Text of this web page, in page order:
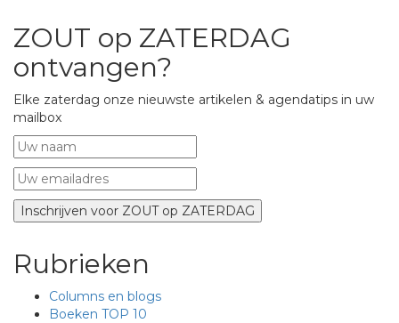
ZOUT op ZATERDAG
ontvangen?
Elke zaterdag onze nieuwste artikelen & agendatips in uw
mailbox
Rubrieken
Columns en blogs
Boeken TOP 10